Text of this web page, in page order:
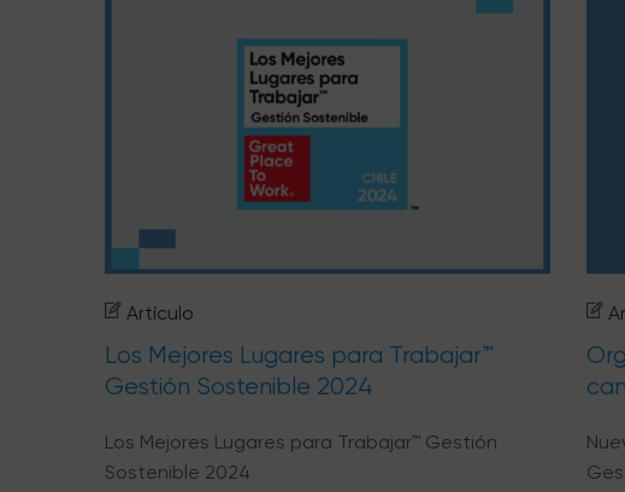
Artículo
Los Mejores Lugares para Trabajar™
Gestión Sostenible 2024
Los Mejores Lugares para Trabajar™ Gestión
Sostenible 2024